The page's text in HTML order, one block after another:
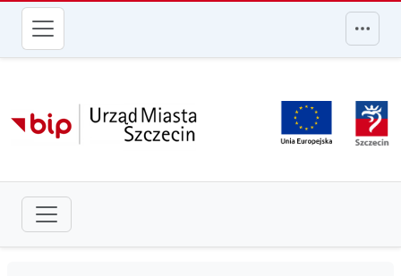
przejdź do głównego menu